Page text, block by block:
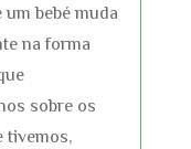
bebé muda
na forma
sobre os
tivemos,